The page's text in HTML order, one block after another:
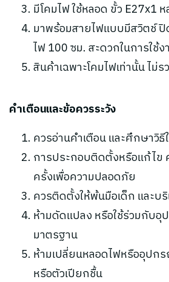
มีโคมไฟ ใช้หลอด ขั้ว E27x1
มาพร้อมสายไฟแบบมีสวิตช์
ไฟ 100 ซม. สะดวกในการใช้ง
สินค้าเฉพาะโคมไฟเท่านั้น ไม่
คำเตือนและข้อควรระวัง
ควรอ่านคำเตือน และศึกษาวิธี
การประกอบติดตั้งหรือแก้ไข
ครั้งเพื่อความปลอดภัย
ควรติดตั้งให้พ้นมือเด็ก และบ
ห้ามดัดแปลง หรือใช้ร่วมกับ
มาตรฐาน
ห้ามเปลี่ยนหลอดไฟหรืออุป
หรือตัวเปียกชื้น